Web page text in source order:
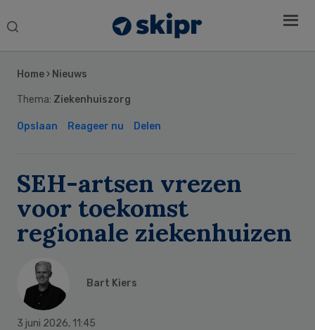
Search
Home › Nieuws
Thema: Ziekenhuiszorg
Opslaan Reageer nu Delen
SEH-artsen vrezen
voor toekomst
regionale ziekenhuizen
Bart Kiers
3 juni 2026, 11:45
Sidebar